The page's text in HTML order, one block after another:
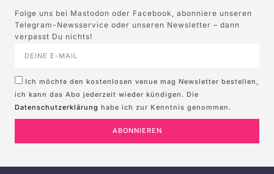
Folge uns bei Mastodon oder Facebook, abonniere unseren
Telegram-Newsservice oder unseren Newsletter – dann
verpasst Du nichts!
Ich möchte den kostenlosen venue mag Newsletter bestellen,
ich kann das Abo jederzeit wieder kündigen. Die
Datenschutzerklärung habe ich zur Kenntnis genommen.
ABONNIEREN